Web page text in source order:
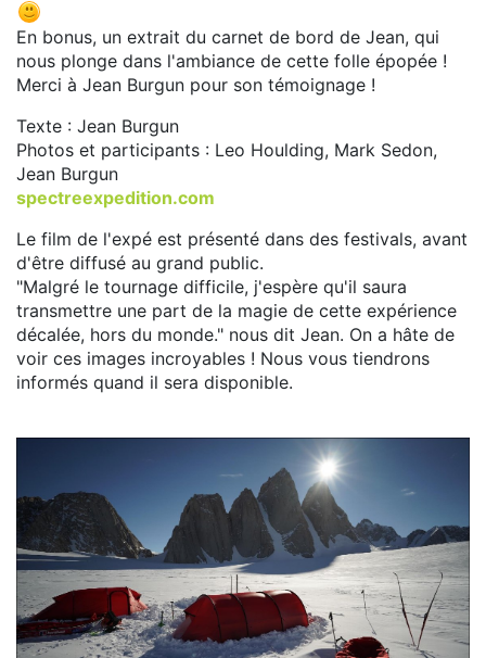
En bonus, un extrait du carnet de bord de Jean, qui
nous plonge dans l'ambiance de cette folle épopée !
Merci à Jean Burgun pour son témoignage !
Texte : Jean Burgun
Photos et participants : Leo Houlding, Mark Sedon,
Jean Burgun
spectreexpedition.com
Le film de l'expé est présenté dans des festivals, avant
d'être diffusé au grand public.
"Malgré le tournage difficile, j'espère qu'il saura
transmettre une part de la magie de cette expérience
décalée, hors du monde." nous dit Jean. On a hâte de
voir ces images incroyables ! Nous vous tiendrons
informés quand il sera disponible.